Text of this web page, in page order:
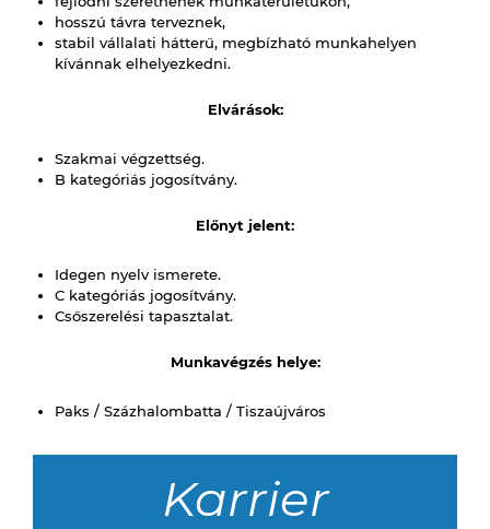
hosszú távra terveznek,
stabil vállalati hátterű, megbízható munkahelyen
kívánnak elhelyezkedni.
Elvárások:
Szakmai végzettség.
B kategóriás jogosítvány.
Előnyt jelent:
Idegen nyelv ismerete.
C kategóriás jogosítvány.
Csőszerelési tapasztalat.
Munkavégzés helye:
Paks / Százhalombatta / Tiszaújváros
Karrier